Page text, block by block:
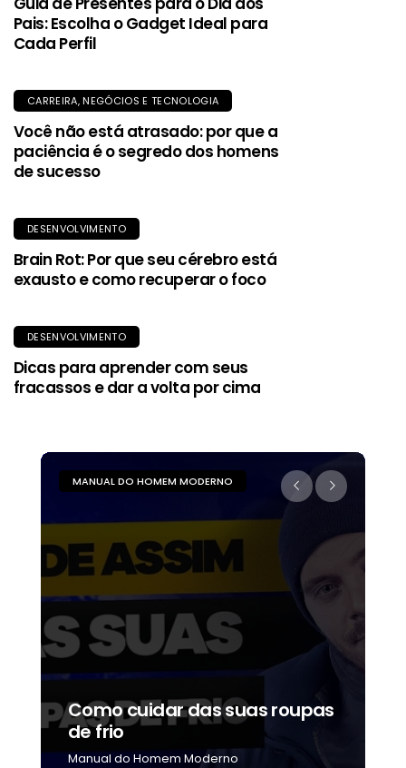
Pais: Escolha o Gadget Ideal para
Cada Perfil
CARREIRA, NEGÓCIOS E TECNOLOGIA
Você não está atrasado: por que a
paciência é o segredo dos homens
de sucesso
DESENVOLVIMENTO
Brain Rot: Por que seu cérebro está
exausto e como recuperar o foco
DESENVOLVIMENTO
Dicas para aprender com seus
fracassos e dar a volta por cima
MANUAL DO HOMEM MODERNO
Como cuidar das suas roupas
de frio
Manual do Homem Moderno